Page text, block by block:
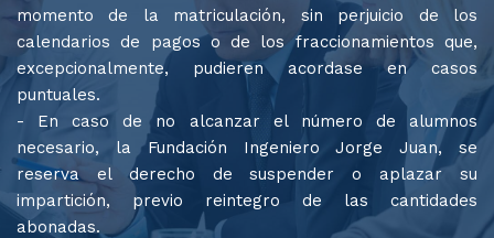
momento de la matriculación, sin perjuicio de los
calendarios de pagos o de los fraccionamientos que,
excepcionalmente, pudieren acordase en casos
puntuales.
- En caso de no alcanzar el número de alumnos
necesario, la Fundación Ingeniero Jorge Juan, se
reserva el derecho de suspender o aplazar su
impartición, previo reintegro de las cantidades
abonadas.